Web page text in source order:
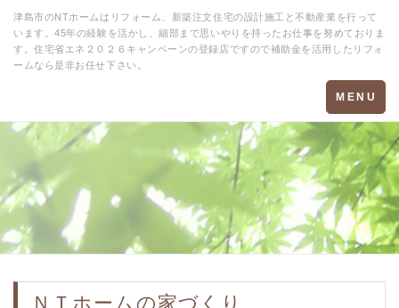
津島市のNTホームはリフォーム、新築注文住宅の設計施工と不動産業を行って
います。45年の経験を活かし、細部まで思いやりを持ったお仕事を努めておりま
す。住宅省エネ２０２６キャンペーンの登録店ですので補助金を活用したリフォ
ームなら是非お任せ下さい。
Toggle
navigation
MENU
ＮＴホームの家づくり